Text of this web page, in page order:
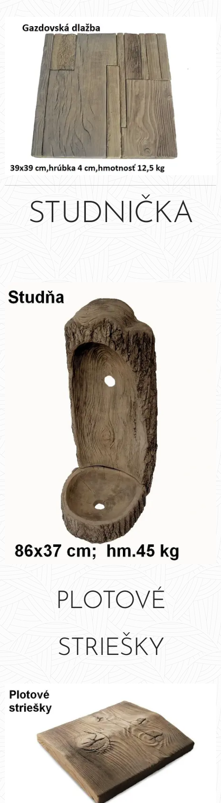
STUDNIČKA
PLOTOVÉ
STRIEŠKY